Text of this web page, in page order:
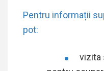
Pentru informații
pot:
vizita